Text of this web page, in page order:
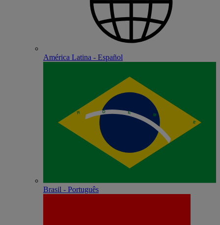
América Latina - Español
Brasil - Português